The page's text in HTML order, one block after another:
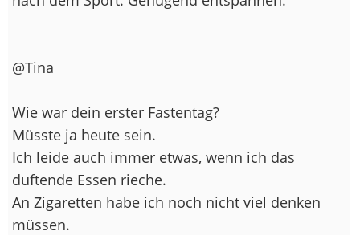
@Tina
Wie war dein erster Fastentag?
Müsste ja heute sein.
Ich leide auch immer etwas, wenn ich das
duftende Essen rieche.
An Zigaretten habe ich noch nicht viel denken
müssen.